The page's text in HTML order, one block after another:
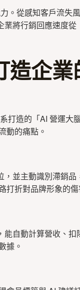
。從感知客戶流失
將行銷回應速度從
企業
打造的「AI 營運大
動的痛點。
並主動識別滯銷品
打折對品牌形象的傷
自動計算營收、扣
據。